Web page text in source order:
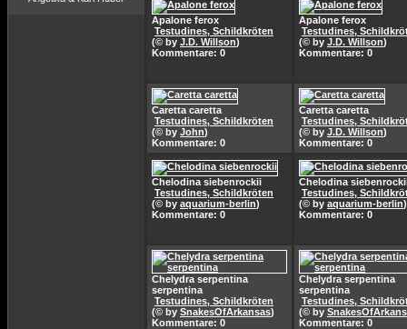
Apalone ferox
Testudines, Schildkröten
(© by J.D. Willson)
Kommentare: 0
Apalone ferox
Testudines,
(© by J.D. Willson)
Kommentare: 0
Caretta caretta
Testudines, Schildkröten
(© by John)
Kommentare: 0
Caretta caretta
Testudines,
(© by J.D. Willson)
Kommentare: 0
Chelodina siebenrockii
Testudines, Schildkröten
(© by aquarium-berlin)
Kommentare: 0
Chelodina
Testudines,
(© by aquarium-berlin)
Kommentare: 0
Chelydra serpentina
serpentina
Testudines, Schildkröten
(© by SnakesOfArkansas)
Kommentare: 0
Chelydra serpentina
serpentina
Testudines,
(© by
Kommentare: 0